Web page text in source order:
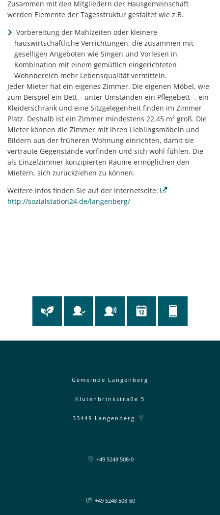
Zusammen mit den Mitgliedern der Hausgemeinschaft
werden Elemente der Tagesstruktur gestaltet wie z.B.
Vorbereitung der Mahlzeiten oder kleinere
hauswirtschaftliche Verrichtungen, die zusammen mit
geselligen Angeboten wie Singen und Vorlesen in
Kombination mit einem gemütlich eingerichteten
Wohnbereich mehr Lebensqualität vermitteln.
Jeder Mieter hat ein eigenes Zimmer. Die eigenen Möbel, wie
zum Beispiel ein Bett – unter Umständen ein Pflegebett -, ein
Kleiderschrank und eine Sitzgelegenheit finden im Zimmer
Platz. Deshalb ist ein Zimmer mindestens 22,45 m² groß. Die
Mieter können die Zimmer mit ihren Lieblingsmöbeln und
Bildern aus der früheren Wohnung einrichten, damit sie
vertraute Gegenstände vorfinden und sich wohl fühlen. Die
als Einzelzimmer konzipierten Räume ermöglichen den
Mietern, sich zurückziehen zu können.
Weitere Infos finden Sie auf der Internetseite:
http://sozialstation24.de/langenberg/
Gemeinde Langenberg
Klutenbrinkstraße 5
33449 Langenberg
+49 5248 508-0
+49 5248 508-60